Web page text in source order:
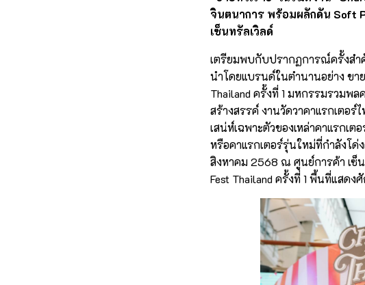
จินตนาการ พร้อมผลักดัน Soft
เซ็นทรัลเวิลด์
เตรียมพบกับปรากฏการณ์ครั้งสำ
นำโดยแบรนด์ในตำนานอย่าง ขา
Thailand ครั้งที่ 1 มหกรรมรวมพ
สร้างสรรค์ งานวัดวาคาแรกเตอ
เสน่ห์เฉพาะตัวของเหล่าคาแรกเ
หรือคาแรกเตอร์รุ่นใหม่ที่กำลังโด่
สิงหาคม 2568 ณ ศูนย์การค้า เซ็น
Fest Thailand ครั้งที่ 1 พื้นที่แสด